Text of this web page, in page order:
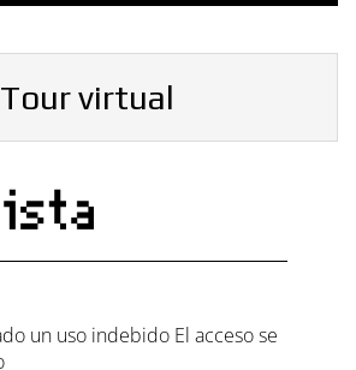
Tour virtual